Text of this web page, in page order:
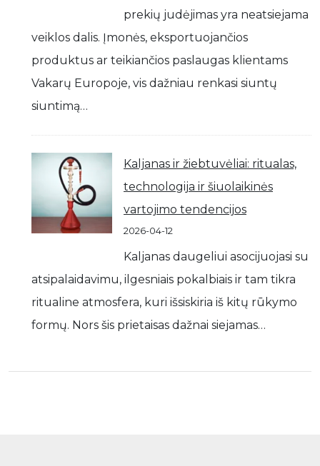
prekių judėjimas yra neatsiejama
veiklos dalis. Įmonės, eksportuojančios
produktus ar teikiančios paslaugas klientams
Vakarų Europoje, vis dažniau renkasi siuntų
siuntimą…
Kaljanas ir žiebtuvėliai: ritualas,
technologija ir šiuolaikinės
vartojimo tendencijos
2026-04-12
Kaljanas daugeliui asocijuojasi su
atsipalaidavimu, ilgesniais pokalbiais ir tam tikra
ritualine atmosfera, kuri išsiskiria iš kitų rūkymo
formų. Nors šis prietaisas dažnai siejamas…